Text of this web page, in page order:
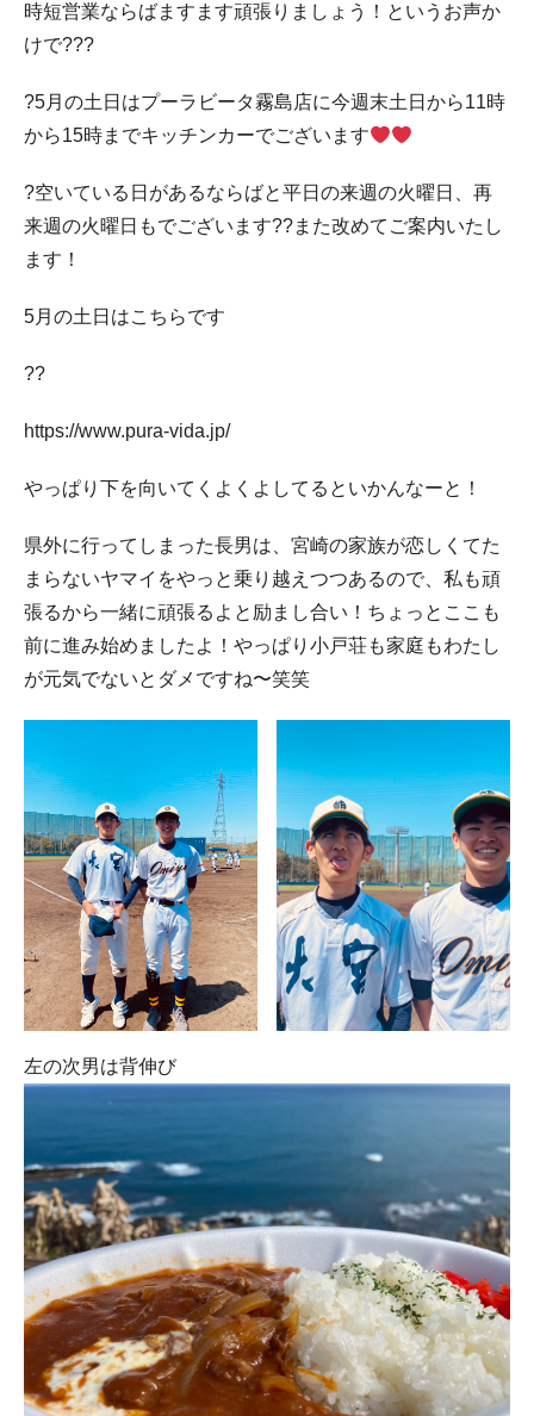
時短営業ならばますます頑張りましょう！というお声か
けで???
?5月の土日はプーラビータ霧島店に今週末土日から11時
から15時までキッチンカーでございます
?空いている日があるならばと平日の来週の火曜日、再
来週の火曜日もでございます??また改めてご案内いたし
ます！
5月の土日はこちらです
??
https://www.pura-vida.jp/
やっぱり下を向いてくよくよしてるといかんなーと！
県外に行ってしまった長男は、宮崎の家族が恋しくてた
まらないヤマイをやっと乗り越えつつあるので、私も頑
張るから一緒に頑張るよと励まし合い！ちょっとここも
前に進み始めましたよ！やっぱり小戸荘も家庭もわたし
が元気でないとダメですね〜笑笑
左の次男は背伸び